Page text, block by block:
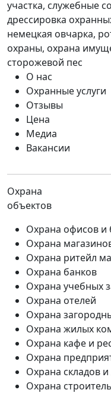
О нас
Охранные услуги
Отзывы
Цена
Медиа
Вакансии
Охрана
объектов
Охрана офисов и
Охрана
Охрана ритейл
Охрана банков
Охрана учебных
Охрана отелей
Охрана
Охрана жилых
Охрана кафе и
Охрана
Охрана складов
Охрана